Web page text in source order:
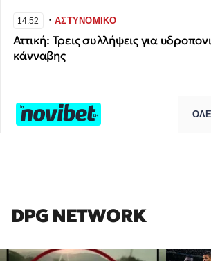
14:52 ∙ΑΣΤΥΝΟΜΙΚΟ
Αττική: Τρεις συλλήψεις για
κάνναβης
DPG NETWORK